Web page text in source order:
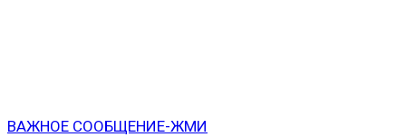
ВАЖНОЕ СООБЩЕНИЕ-ЖМИ